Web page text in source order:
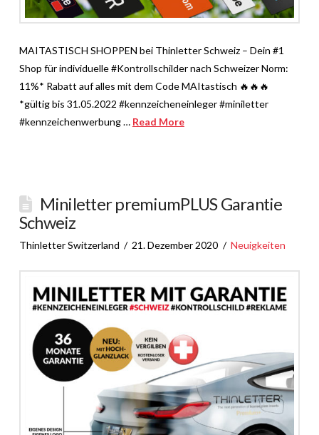
MAITASTISCH SHOPPEN bei Thinletter Schweiz – Dein #1
Shop für individuelle #Kontrollschilder nach Schweizer Norm:
11%* Rabatt auf alles mit dem Code MAItastisch 🔥🔥🔥
*gültig bis 31.05.2022 #kennzeicheneinleger #miniletter
#kennzeichenwerbung … Read More
Miniletter premiumPLUS Garantie
Schweiz
Thinletter Switzerland 21. Dezember 2020 Neuigkeiten